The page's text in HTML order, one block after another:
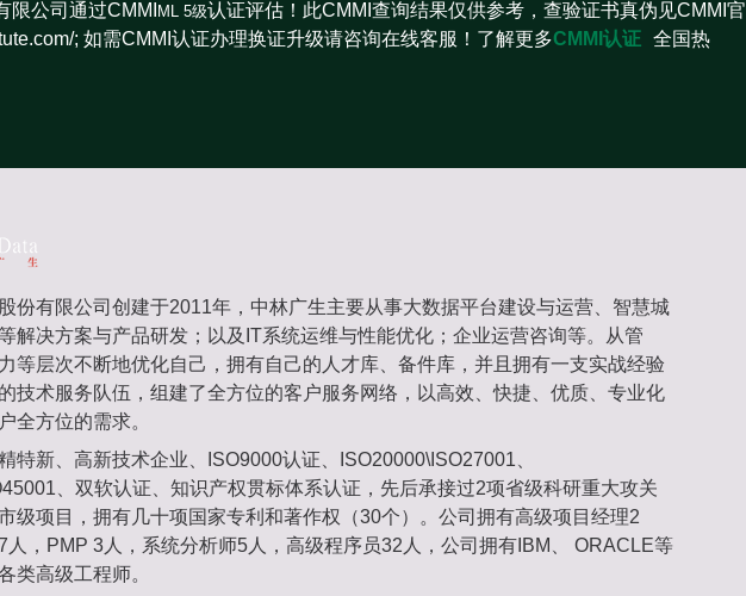
限公司通过CMMI ML 5级认证评估！此CMMI查询结果仅供参考，查验证书真伪见CMMI官
; 如需CMMI认证办理换证升级请咨询在线客服！了解更多CMMI认证 全国热
份有限公司创建于2011年，中林广生主要从事大数据平台建设与运营、智慧城
解决方案与产品研发；以及IT系统运维与性能优化；企业运营咨询等。从管
等层次不断地优化自己，拥有自己的人才库、备件库，并且拥有一支实战经验
技术服务队伍，组建了全方位的客户服务网络，以高效、快捷、优质、专业化
全方位的需求。
特新、高新技术企业、ISO9000认证、ISO20000\ISO27001、
、双软认证、知识产权贯标体系认证，先后承接过2项省级科研重大攻关
级项目，拥有几十项国家专利和著作权（30个）。公司拥有高级项目经理2
人，PMP 3人，系统分析师5人，高级程序员32人，公司拥有IBM、 ORACLE等
类高级工程师。